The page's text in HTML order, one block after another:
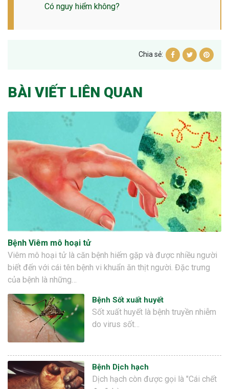
Có nguy hiểm không?
Chia sẻ:
BÀI VIẾT LIÊN QUAN
Bệnh Viêm mô hoại tử
Viêm mô hoại tử là căn bệnh hiếm gặp và được nhiều người
biết đến với cái tên bệnh vi khuẩn ăn thịt người. Đặc trưng
của bệnh là những…
Bệnh Sốt xuất huyết
Sốt xuất huyết là bệnh truyền nhiễm
do virus sốt…
Bệnh Dịch hạch
Dịch hạch còn được gọi là "Cái chết